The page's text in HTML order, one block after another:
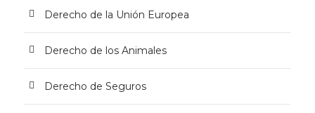
Derecho de la Unión Europea
Derecho de los Animales
Derecho de Seguros